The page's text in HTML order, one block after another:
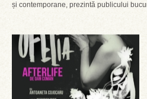
și contemporane, prezintă publicului